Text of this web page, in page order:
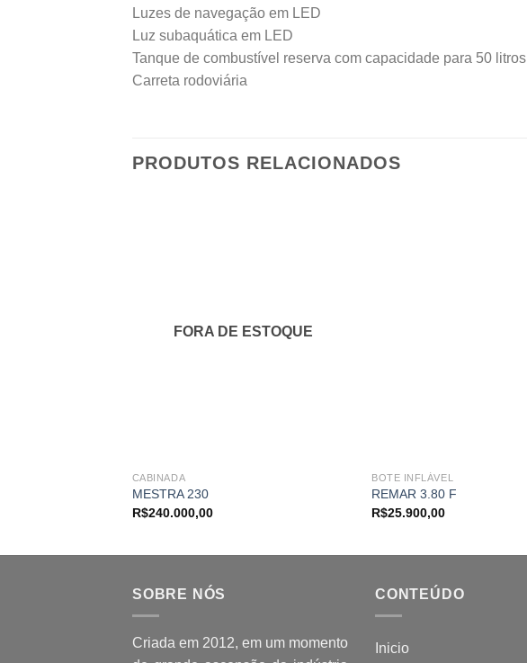
Luzes de navegação em LED
Luz subaquática em LED
Tanque de combustível reserva com capacidade para 50 litros
Carreta rodoviária
PRODUTOS RELACIONADOS
FORA DE ESTOQUE
CABINADA
MESTRA 230
R$240.000,00
BOTE INFLÁVEL
REMAR 3.80 F
R$25.900,00
SOBRE NÓS
Criada em 2012, em um momento
CONTEÚDO
Inicio